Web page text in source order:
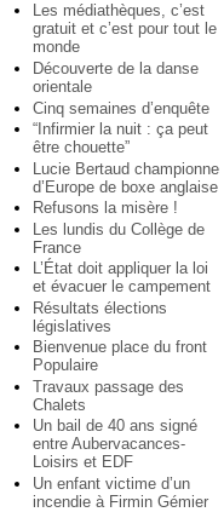
Les médiathèques, c’est
gratuit et c’est pour tout le
monde
Découverte de la danse
orientale
Cinq semaines d’enquête
“Infirmier la nuit : ça peut
être chouette”
Lucie Bertaud championne
d’Europe de boxe anglaise
Refusons la misère !
Les lundis du Collège de
France
L’État doit appliquer la loi
et évacuer le campement
Résultats élections
législatives
Bienvenue place du front
Populaire
Travaux passage des
Chalets
Un bail de 40 ans signé
entre Aubervacances-
Loisirs et EDF
Un enfant victime d’un
incendie à Firmin Gémier